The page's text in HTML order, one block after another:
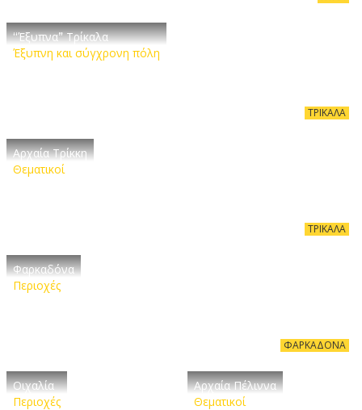
“Έξυπνα” Τρίκαλα
Έξυπνη και σύγχρονη πόλη
ΤΡΊΚΑΛΑ
Αρχαία Τρίκκη
Θεματικοί
ΤΡΊΚΑΛΑ
Φαρκαδόνα
Περιοχές
ΦΑΡΚΑΔΌΝΑ
Οιχαλία
Περιοχές
Αρχαία Πέλιννα
Θεματικοί